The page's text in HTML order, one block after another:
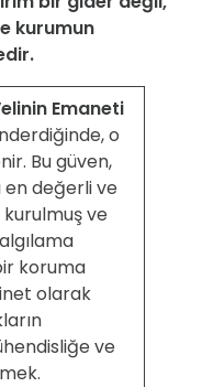
kurumun
Emaneti
o
Bu güven,
en değerli ve
kurulmuş ve
koruma
olarak
ve